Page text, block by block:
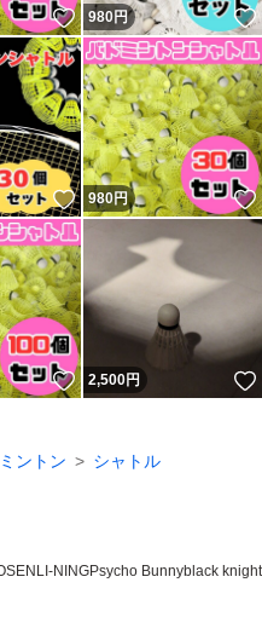
いいね！
980円
いいね！
980円
いいね！
2,500円
ントン シャトル
LI-NINGPsycho Bunnyblack knight